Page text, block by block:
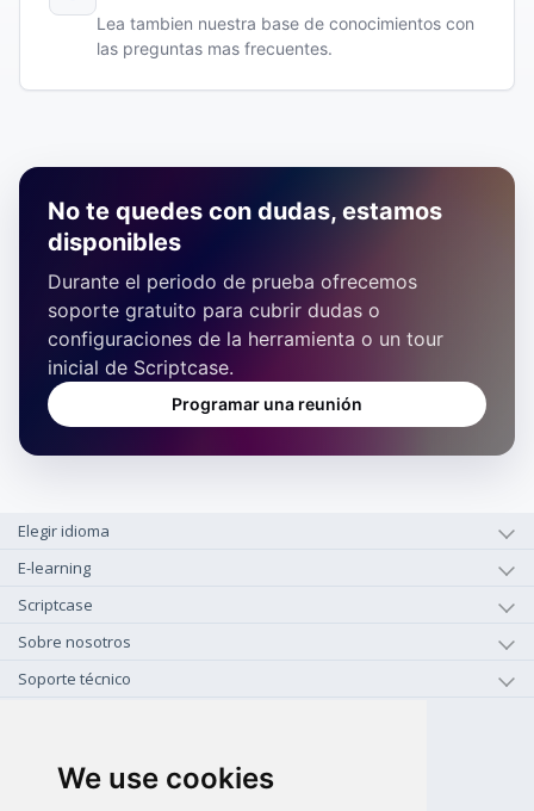
We use cookies
Lea tambien nuestra base de conocimientos con
las preguntas mas frecuentes.
No te quedes con dudas, estamos
disponibles
Durante el periodo de prueba ofrecemos
soporte gratuito para cubrir dudas o
configuraciones de la herramienta o un tour
inicial de Scriptcase.
Programar una reunión
Elegir idioma
E-learning
Scriptcase
Sobre nosotros
Soporte técnico
LLAMAR GRATIS (US - CA)